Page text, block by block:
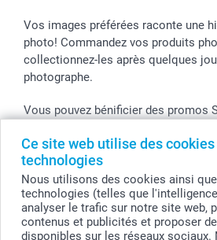
Ce site web utilise des
technologies
Nous utilisons des cookies ainsi
technologies (telles que
analyser le trafic sur notre site web,
contenus et publicités et proposer
disponibles sur les réseaux sociaux.
Vos images préférées raconte une
photo! Commandez vos produits
collectionnez-les après quelques
photographe.
Vous pouvez bénificier des promos
© smartphoto group. Tous droits réservés
smartphoto group SA.
Siège social : Kwatrechtsteenweg 160, 9230
Tous les prix sont en EURO (€), TVA